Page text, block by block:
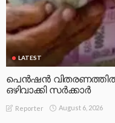
LATEST
പെൻഷൻ
ഒഴിവാക്കി സർക്കാർ
Reporter August 6, 2026